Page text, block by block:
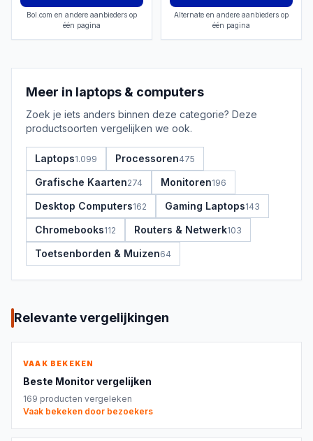
Bol.com en andere aanbieders op
één pagina
Alternate en andere aanbieders op
één pagina
Meer in laptops & computers
Zoek je iets anders binnen deze categorie? Deze
productsoorten vergelijken we ook.
Laptops1.099 Processoren475
Grafische Kaarten274 Monitoren196
Desktop Computers162 Gaming Laptops143
Chromebooks112 Routers & Netwerk103
Toetsenborden & Muizen64
Relevante vergelijkingen
VAAK BEKEKEN
Beste Monitorvergelijken
169 producten vergeleken
Vaak bekeken door bezoekers